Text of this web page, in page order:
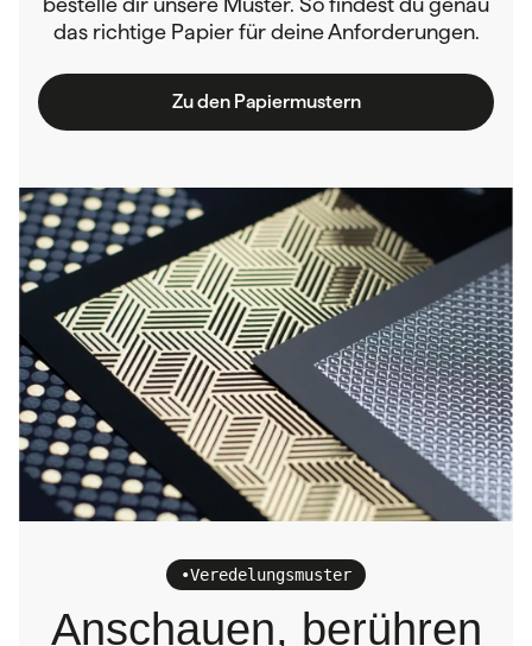
das richtige Papier für deine Anforderungen.
Zu den Papiermustern
•Veredelungsmuster
Anschauen, berühren